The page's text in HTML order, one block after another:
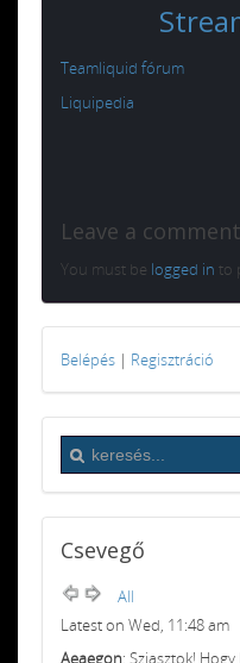
Teamliquid fórum
Liquipedia
Leave a comment
You must be logged in to
Belépés | Regisztráció
Csevegő
All
Latest on Wed, 11:48 am
Aeaegon: Sziasztok!